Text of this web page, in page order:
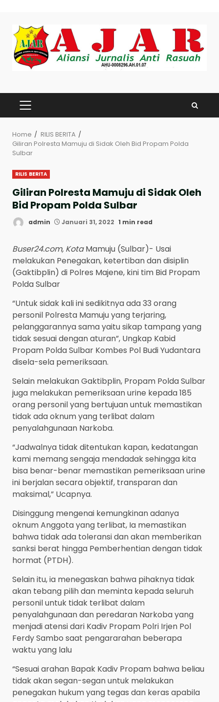
content
PRIMARY
MENU
Home
RILIS BERITA
Giliran Polresta Mamuju di Sidak Oleh Bid Propam Polda
Sulbar
RILIS BERITA
Giliran Polresta Mamuju di Sidak Oleh
Bid Propam Polda Sulbar
admin Januari 31, 2022 1 min read
Buser24.com, KotaMamuju (Sulbar)- Usai
melakukan Penegakan, ketertiban dan disiplin
(Gaktibplin) di Polres Majene, kini tim Bid Propam
Polda Sulbar
“Untuk sidak kali ini sedikitnya ada 33 orang
personil Polresta Mamuju yang terjaring,
pelanggarannya sama yaitu sikap tampang yang
tidak sesuai dengan aturan”, Ungkap Kabid
Propam Polda Sulbar Kombes Pol Budi Yudantara
disela-sela pemeriksaan.
Selain melakukan Gaktibplin, Propam Polda Sulbar
juga melakukan pemeriksaan urine kepada 185
orang personil yang bertujuan untuk memastikan
tidak ada oknum yang terlibat dalam
penyalahgunaan Narkoba.
“Jadwalnya tidak ditentukan kapan, kedatangan
kami memang sengaja mendadak sehingga kita
bisa benar-benar memastikan pemeriksaan urine
ini berjalan secara objektif, transparan dan
maksimal,” Ucapnya.
Disinggung mengenai kemungkinan adanya
oknum Anggota yang terlibat, Ia memastikan
bahwa tidak ada toleransi dan akan memberikan
sanksi berat hingga Pemberhentian dengan tidak
hormat (PTDH).
Selain itu, ia menegaskan bahwa pihaknya tidak
akan tebang pilih dan meminta kepada seluruh
personil untuk tidak terlibat dalam
penyalahgunaan dan peredaran Narkoba yang
menjadi atensi dari Kadiv Propam Polri Irjen Pol
Ferdy Sambo saat pengararahan beberapa
waktu yang lalu
“Sesuai arahan Bapak Kadiv Propam bahwa beliau
tidak akan segan-segan untuk melakukan
penegakan hukum yang tegas dan keras apabila